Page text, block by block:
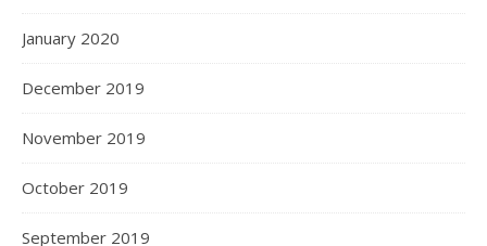
January 2020
December 2019
November 2019
October 2019
September 2019